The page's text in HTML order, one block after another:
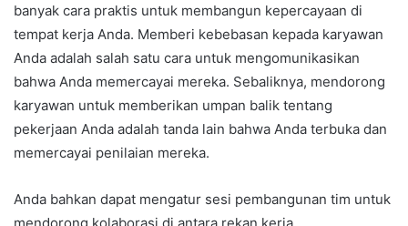
banyak cara praktis untuk membangun kepercayaan di
tempat kerja Anda. Memberi kebebasan kepada karyawan
Anda adalah salah satu cara untuk mengomunikasikan
bahwa Anda memercayai mereka. Sebaliknya, mendorong
karyawan untuk memberikan umpan balik tentang
pekerjaan Anda adalah tanda lain bahwa Anda terbuka dan
memercayai penilaian mereka.
Anda bahkan dapat mengatur sesi pembangunan tim untuk